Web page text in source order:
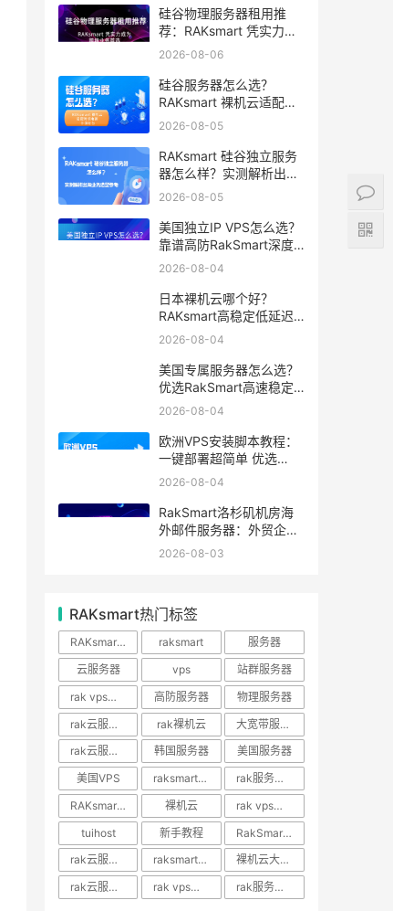
硅谷物理服务器租用推
荐：RAKsmart 凭实力成
为跨境业务首选
2026-08-06
硅谷服务器怎么选？
RAKsmart 裸机云适配跨
境电商 手游后台
2026-08-05
RAKsmart 硅谷独立服务
器怎么样？实测解析出海
业务选型参考
2026-08-05
美国独立IP VPS怎么选？
靠谱高防RakSmart深度
推荐
2026-08-04
日本裸机云哪个好？
RAKsmart高稳定低延迟
裸机云深度测评
2026-08-04
美国专属服务器怎么选？
优选RakSmart高速稳定
独立服务器
2026-08-04
欧洲VPS安装脚本教程：
一键部署超简单 优选
RakSmart欧洲机房
2026-08-04
RakSmart洛杉矶机房海
外邮件服务器：外贸企业
跨境邮件收发优选
2026-08-03
RAKsmart热门标签
RAKsmart服务器 raksmart
服务器
云服务器
vps
站群服务器
rak vps优惠
高防服务器
物理服务器
rak云服务器推荐
rak裸机云
大宽带服务器
rak云服务器优惠
韩国服务器
美国服务器
美国VPS
raksmart裸机云
rak服务器评测
RAKsmart服务器评测
裸机云
rak vps价格
tuihost
新手教程
RakSmart美国VPS
rak云服务器价格
raksmart美国云服务器
裸机云大宽带服务器
rak云服务器评测
rak vps评测 rak服务器优惠